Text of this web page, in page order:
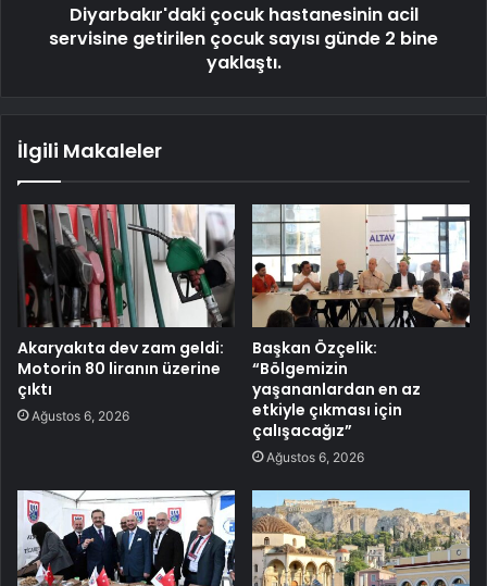
Diyarbakır'daki çocuk hastanesinin acil
servisine getirilen çocuk sayısı günde 2 bine
yaklaştı.
İlgili Makaleler
Akaryakıta dev zam geldi:
Motorin 80 liranın üzerine
çıktı
Ağustos 6, 2026
Başkan Özçelik:
“Bölgemizin
yaşananlardan en az
etkiyle çıkması için
çalışacağız”
Ağustos 6, 2026